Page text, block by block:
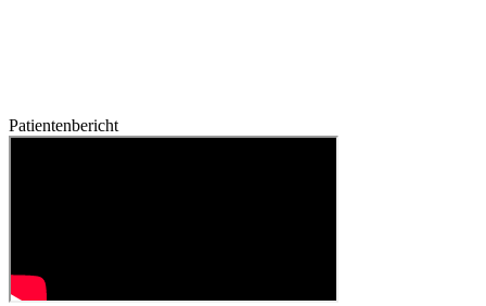
Patientenbericht